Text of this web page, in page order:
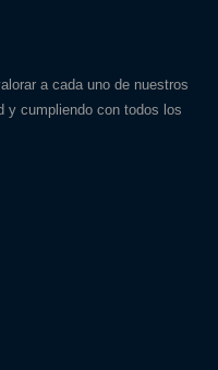
a cada uno de nuestros
y cumpliendo con todos los